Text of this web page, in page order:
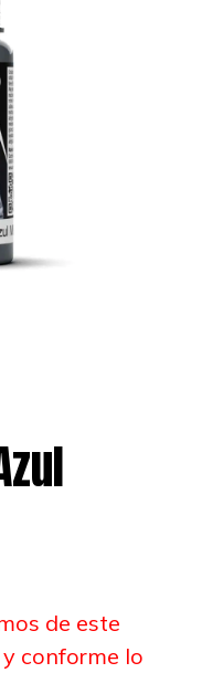
de este
conforme lo